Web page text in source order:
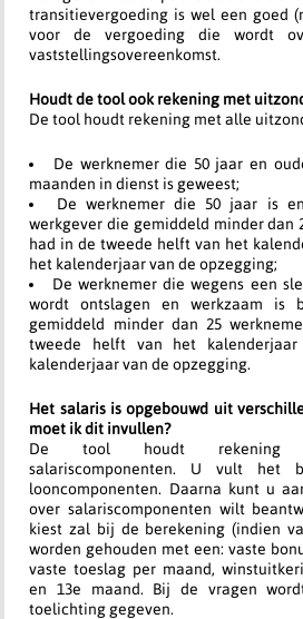
transitievergoeding is wel een goed
voor de vergoeding die wordt
vaststellingsovereenkomst.
Houdt de tool ook rekening met
De tool houdt rekening met alle
De werknemer die 50 jaar en
maanden in dienst is geweest;
De werknemer die 50 jaar is
werkgever die gemiddeld minder dan
had in de tweede helft van het
het kalenderjaar van de opzegging;
De werknemer die wegens een
wordt ontslagen en werkzaam is
gemiddeld minder dan 25
tweede helft van het
kalenderjaar van de opzegging.
Het salaris is opgebouwd uit
moet ik dit invullen?
De tool houdt rekening
salariscomponenten. U vult het
looncomponenten. Daarna kunt u
over salariscomponenten wilt
kiest zal bij de berekening (indien
worden gehouden met een: vaste
vaste toeslag per maand,
en 13e maand. Bij de vragen
toelichting gegeven.